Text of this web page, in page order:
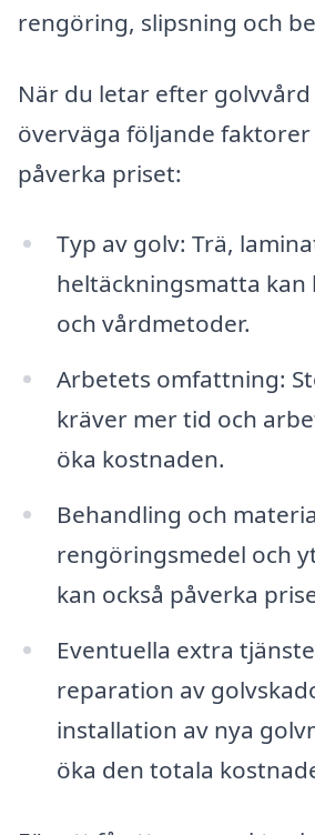
rengöring, slipsning och
När du letar efter
överväga följande faktorer
påverka priset:
Typ av golv: Trä,
heltäckningsmatta kan
och vårdmetoder.
Arbetets omfattning:
kräver mer tid och
öka kostnaden.
Behandling och
rengöringsmedel och
kan också påverka
Eventuella extra
reparation av
installation av nya
öka den totala